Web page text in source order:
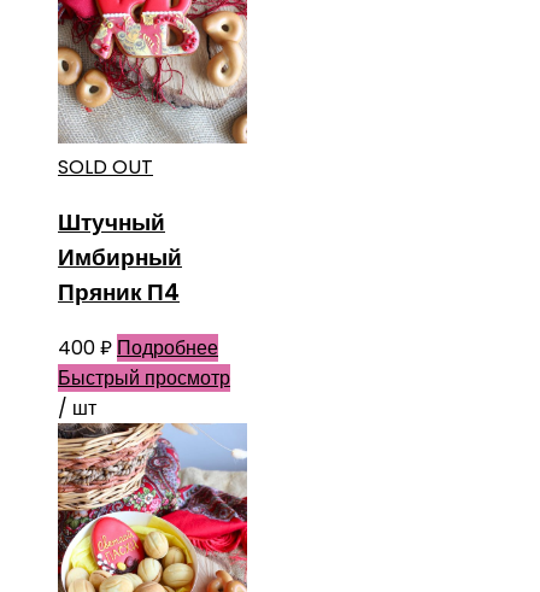
SOLD OUT
Штучный
Имбирный
Пряник П4
400₽ Подробнее
Быстрый просмотр
/ шт